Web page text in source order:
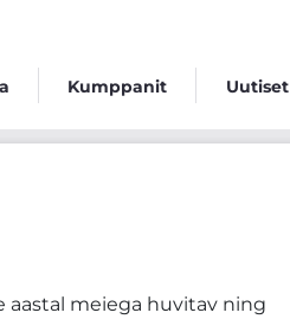
Kumppanit Uutiset
aastal meiega huvitav ning